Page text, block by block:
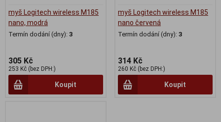
myš Logitech wireless M185
nano, modrá
Termín dodání (dny): 3
305 Kč
253 Kč (bez DPH:)
Koupit
myš Logitech wireless M185
nano červená
Termín dodání (dny): 3
314 Kč
260 Kč (bez DPH:)
Koupit